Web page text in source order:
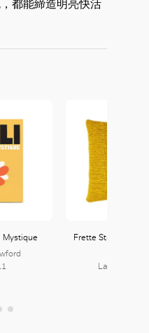
都能締造明亮快活
Mystique
Frette String
Lane